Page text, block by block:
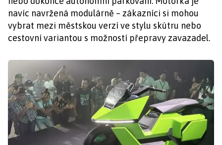
navíc navržená modulárně – zákazníci si mohou
vybrat mezi městskou verzí ve stylu skútru nebo
cestovní variantou s možností přepravy zavazadel.